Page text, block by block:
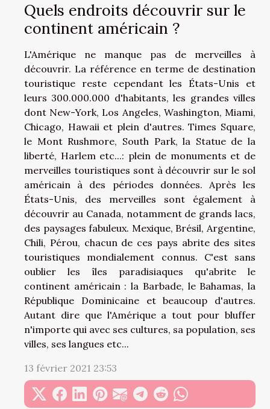
Quels endroits découvrir sur le
continent américain ?
L'Amérique ne manque pas de merveilles à
découvrir. La référence en terme de destination
touristique reste cependant les États-Unis et
leurs 300.000.000 d'habitants, les grandes villes
dont New-York, Los Angeles, Washington, Miami,
Chicago, Hawaii et plein d'autres. Times Square,
le Mont Rushmore, South Park, la Statue de la
liberté, Harlem etc...: plein de monuments et de
merveilles touristiques sont à découvrir sur le sol
américain à des périodes données. Après les
États-Unis, des merveilles sont également à
découvrir au Canada, notamment de grands lacs,
des paysages fabuleux. Mexique, Brésil, Argentine,
Chili, Pérou, chacun de ces pays abrite des sites
touristiques mondialement connus. C'est sans
oublier les îles paradisiaques qu'abrite le
continent américain : la Barbade, le Bahamas, la
République Dominicaine et beaucoup d'autres.
Autant dire que l'Amérique a tout pour bluffer
n'importe qui avec ses cultures, sa population, ses
villes, ses langues etc...
13 février 2021 23:53